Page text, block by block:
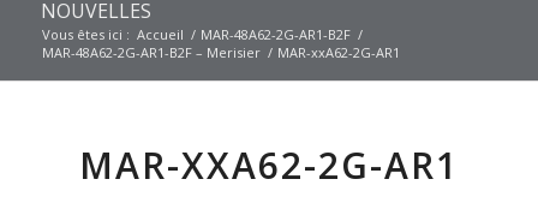
NOUVELLES
Vous êtes ici : Accueil / MAR-48A62-2G-AR1-B2F /
MAR-48A62-2G-AR1-B2F – Merisier / MAR-xxA62-2G-AR1
MAR-XXA62-2G-AR1